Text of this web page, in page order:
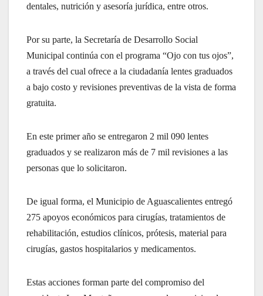
dentales, nutrición y asesoría jurídica, entre otros.
Por su parte, la Secretaría de Desarrollo Social
Municipal continúa con el programa “Ojo con tus ojos”,
a través del cual ofrece a la ciudadanía lentes graduados
a bajo costo y revisiones preventivas de la vista de forma
gratuita.
En este primer año se entregaron 2 mil 090 lentes
graduados y se realizaron más de 7 mil revisiones a las
personas que lo solicitaron.
De igual forma, el Municipio de Aguascalientes entregó
275 apoyos económicos para cirugías, tratamientos de
rehabilitación, estudios clínicos, prótesis, material para
cirugías, gastos hospitalarios y medicamentos.
Estas acciones forman parte del compromiso del